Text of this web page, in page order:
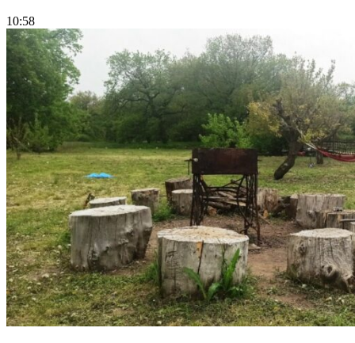
10:58